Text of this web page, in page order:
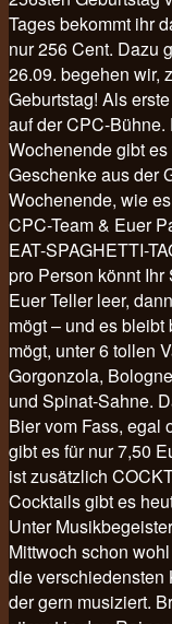
Tages bekommt ihr
nur 256 Cent. Dazu
26.09. begehen wir,
Geburtstag! Als
auf der CPC-
Wochenende gibt
Geschenke aus der
Wochenende, wie
CPC-Team & Euer
EAT-SPAGHETTI-
pro Person könnt
Euer Teller leer,
mögt – und es bleibt
mögt, unter 6 tollen
Gorgonzola,
und Spinat-Sahne.
Bier vom Fass,
gibt es für nur 7,50
ist zusätzlich
Cocktails gibt es
Unter
Mittwoch schon
die verschiedensten
der gern musiziert.